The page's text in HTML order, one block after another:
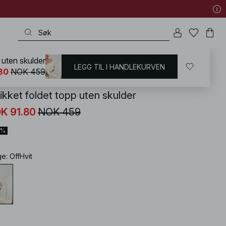
T-shirts og topper Skulderløse topper
foldet topp uten skulder
91.80 NOK 459
: OffHvit
skulder
NOK 459 LEGG TIL I HANDLEKURVEN